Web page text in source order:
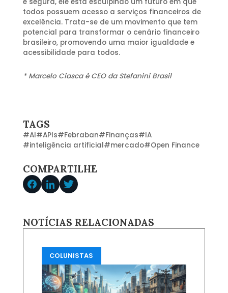
todos possuem acesso a serviços financeiros de
excelência. Trata-se de um movimento que tem
potencial para transformar o cenário financeiro
brasileiro, promovendo uma maior igualdade e
acessibilidade para todos.
* Marcelo Ciasca é CEO da Stefanini Brasil
TAGS
#AI#APIs#Febraban#Finanças#IA
#inteligência artificial#mercado#Open Finance
COMPARTILHE
NOTÍCIAS RELACIONADAS
COLUNISTAS